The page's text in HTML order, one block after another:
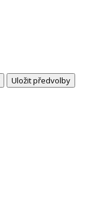
Uložit předvolby